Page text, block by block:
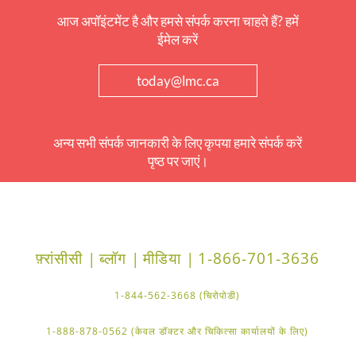
आज अपॉइंटमेंट है और हमसे संपर्क करना चाहते हैं? हमें
ईमेल करें
today@lmc.ca
अन्य सभी संपर्क जानकारी के लिए कृपया हमारे संपर्क करें
पृष्ठ पर जाएं।
फ़्रांसीसी | ब्लॉग | मीडिया | 1-866-701-3636
1-844-562-3668 (चिरोपोडी)
1-888-878-0562 (केवल डॉक्टर और चिकित्सा कार्यालयों के लिए)